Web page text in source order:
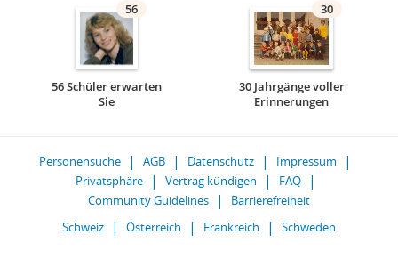
56
56 Schüler erwarten
Sie
30
30 Jahrgänge voller
Erinnerungen
Personensuche AGB Datenschutz
Impressum
Privatsphäre
Vertrag kündigen
FAQ
Community Guidelines
Barrierefreiheit
Schweiz
Österreich Frankreich Schweden